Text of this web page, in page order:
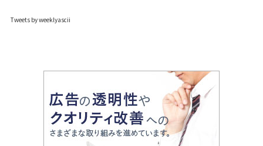
Tweets by weeklyascii